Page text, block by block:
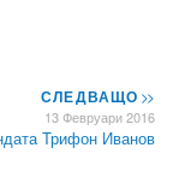
СЛЕДВАЩО>>
13 Февруари 2016
Трифон Иванов